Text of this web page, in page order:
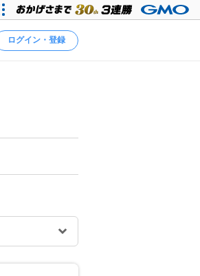
ログイン・登録